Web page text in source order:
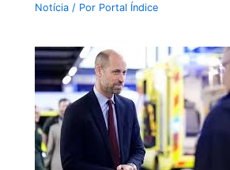
Notícia / Por Portal Índice